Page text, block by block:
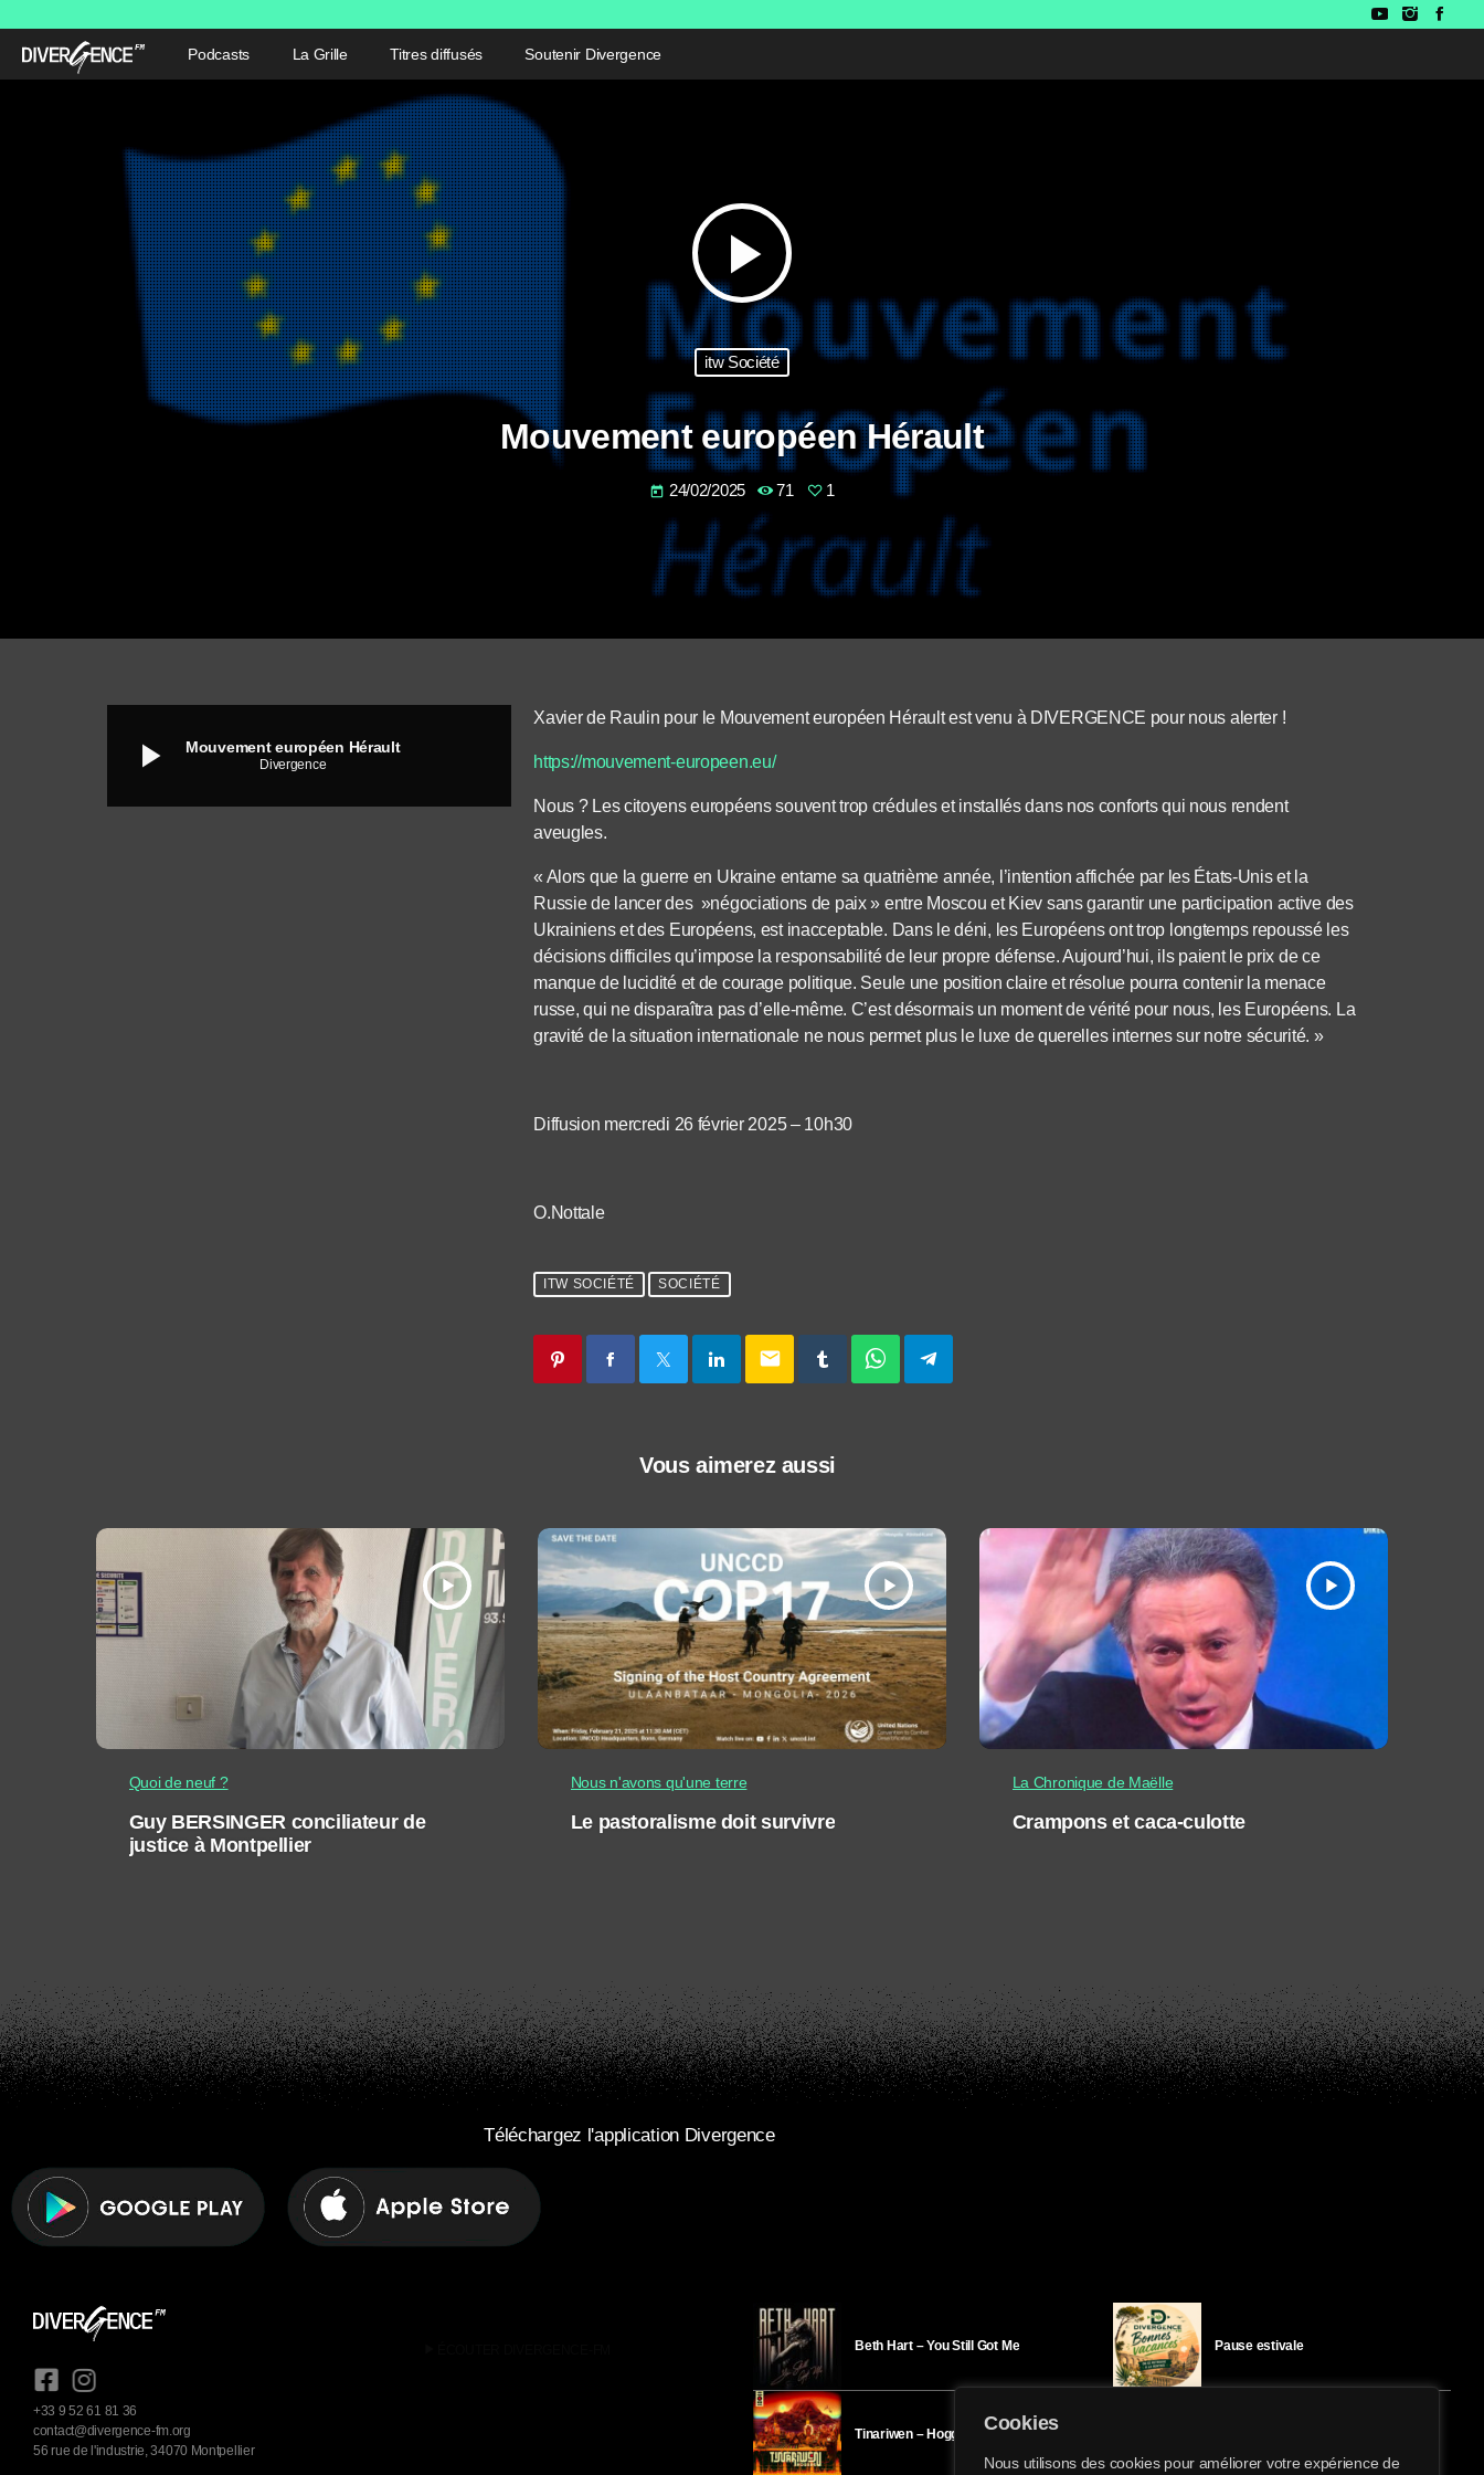
Cookies
Nous utilisons des cookies pour améliorer votre expérience de
Podcasts La Grille Titres diffusés Soutenir Divergence
play_arrow
itw Société
Mouvement européen Hérault
today 24/02/2025 71 1
play_arrow Mouvement européen Hérault
Divergence
Xavier de Raulin pour le Mouvement européen Hérault est venu à DIVERGENCE pour nous alerter !
https://mouvement-europeen.eu/
Nous ? Les citoyens européens souvent trop crédules et installés dans nos conforts qui nous rendent
aveugles.
« Alors que la guerre en Ukraine entame sa quatrième année, l’intention affichée par les États-Unis et la
Russie de lancer des »négociations de paix » entre Moscou et Kiev sans garantir une participation active des
Ukrainiens et des Européens, est inacceptable. Dans le déni, les Européens ont trop longtemps repoussé les
décisions difficiles qu’impose la responsabilité de leur propre défense. Aujourd’hui, ils paient le prix de ce
manque de lucidité et de courage politique. Seule une position claire et résolue pourra contenir la menace
russe, qui ne disparaîtra pas d’elle-même. C’est désormais un moment de vérité pour nous, les Européens. La
gravité de la situation internationale ne nous permet plus le luxe de querelles internes sur notre sécurité. »
Diffusion mercredi 26 février 2025 – 10h30
O.Nottale
ITW SOCIÉTÉ SOCIÉTÉ
email
Vous aimerez aussi
play_arrow
Quoi de neuf ?
Guy BERSINGER conciliateur de
justice à Montpellier
play_arrow
Nous n'avons qu'une terre
Le pastoralisme doit survivre
play_arrow
La Chronique de Maëlle
Crampons et caca-culotte
Téléchargez l'application Divergence
+33 9 52 61 81 36
contact@divergence-fm.org
56 rue de l'industrie, 34070 Montpellier
Beth Hart – You Still Got Me
Tinariwen – Hoggar
Pause estivale